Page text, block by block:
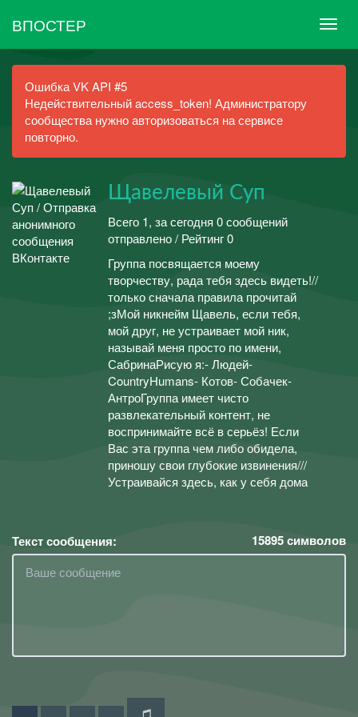
ВПОСТЕР
Ошибка VK API #5
Недействительный access_token! Администратору
сообщества нужно авторизоваться на сервисе
повторно.
Щавелевый Суп
Всего 1, за сегодня 0 сообщений
отправлено / Рейтинг 0
Группа посвящается моему
творчеству, рада тебя здесь видеть!//
только сначала правила прочитай
;зМой никнейм Щавель, если тебя,
мой друг, не устраивает мой ник,
называй меня просто по имени,
СабринаРисую я:- Людей-
CountryHumans- Котов- Собачек-
АнтроГруппа имеет чисто
развлекательный контент, не
воспринимайте всё в серьёз! Если
Вас эта группа чем либо обидела,
приношу свои глубокие извинения///
Устраивайся здесь, как у себя дома
Текст сообщения: 15895символов